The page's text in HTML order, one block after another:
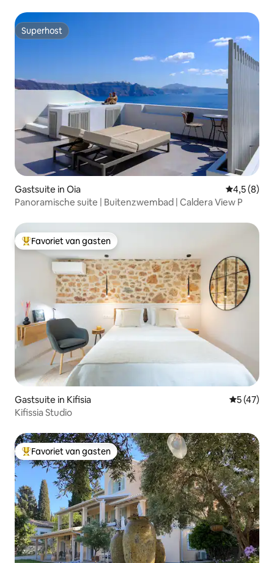
Superhost
Superhost
Gastsuite in Oia
4,5 (8)
Panoramische suite | Buitenzwembad | Caldera View P
Topfavoriet van gasten
Favoriet van gasten
Gastsuite in Kifisia
5 (47)
Kifissia Studio
Topfavoriet van gasten
Favoriet van gasten